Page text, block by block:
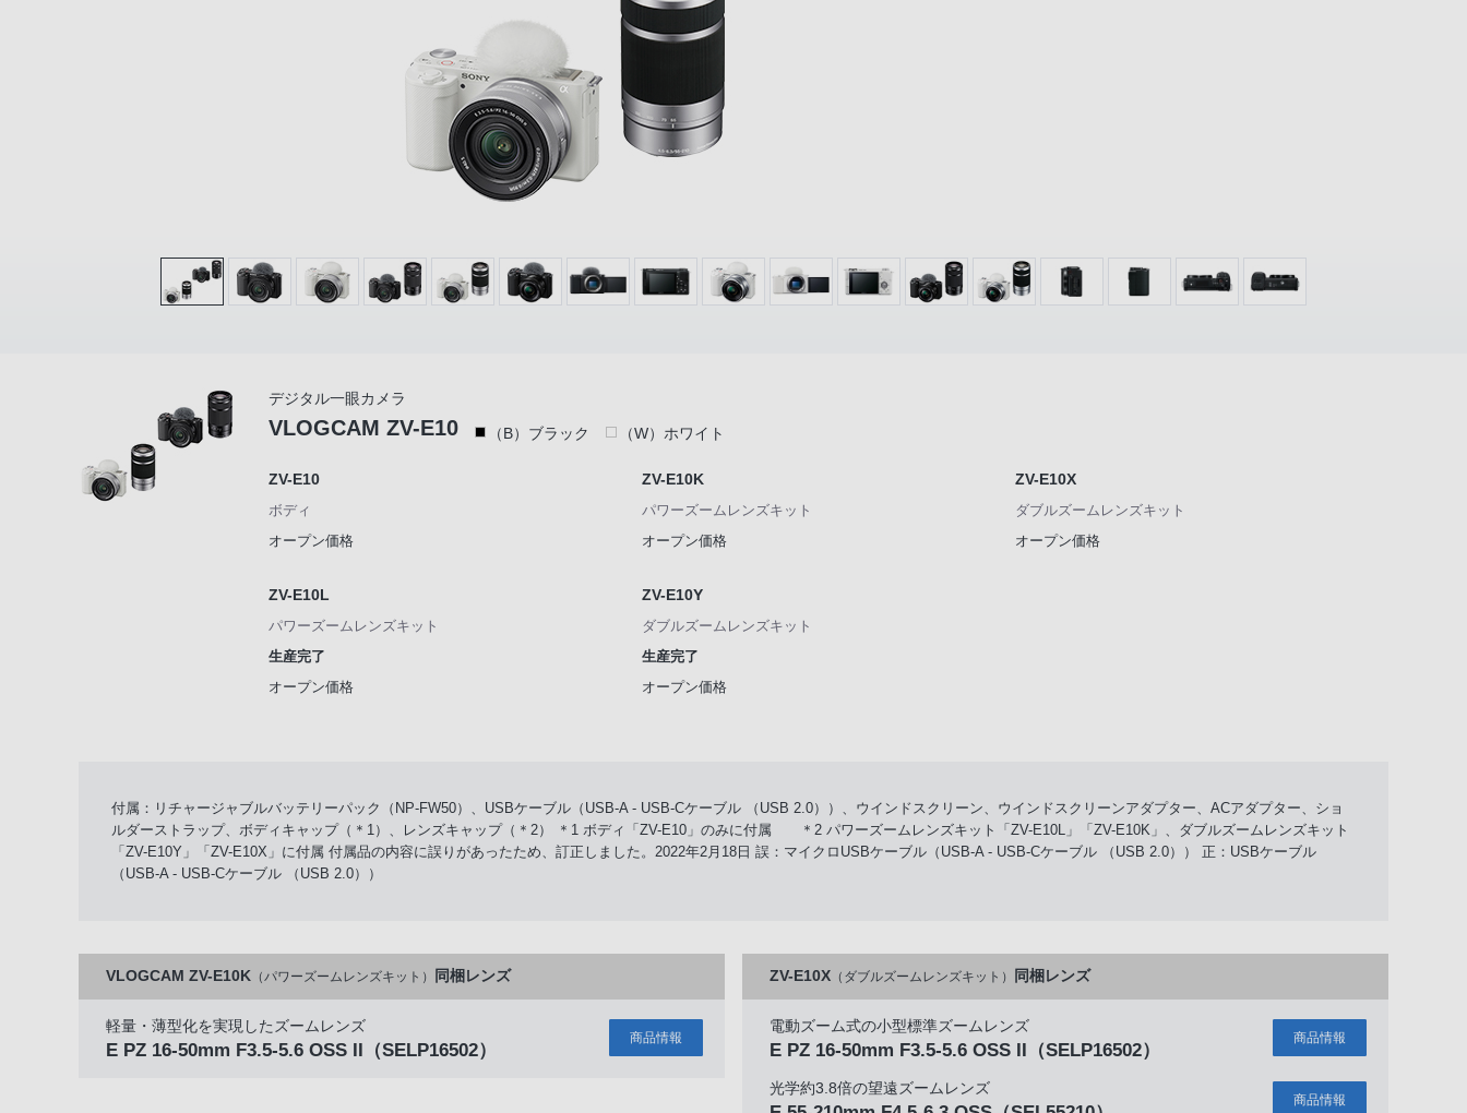
デジタル一眼カメラ
VLOGCAM ZV-E10 （B）ブラック （W）ホワイト
ZV-E10
ボディ
オープン価格
ZV-E10K
パワーズームレンズキット
オープン価格
ZV-E10X
ダブルズームレンズキット
オープン価格
ZV-E10L
パワーズームレンズキット
生産完了
オープン価格
ZV-E10Y
ダブルズームレンズキット
生産完了
オープン価格
付属：リチャージャブルバッテリーパック（NP-FW50）、USBケーブル（USB-A - USB-Cケーブル （USB 2.0））、ウインドスクリーン、ウインドスクリーンアダプター、ACアダプター、ショ
ルダーストラップ、ボディキャップ（＊1）、レンズキャップ（＊2） ＊1 ボディ「ZV-E10」のみに付属 ＊2 パワーズームレンズキット「ZV-E10L」「ZV-E10K」、ダブルズームレンズキット
「ZV-E10Y」「ZV-E10X」に付属 付属品の内容に誤りがあったため、訂正しました。2022年2月18日 誤：マイクロUSBケーブル（USB-A - USB-Cケーブル （USB 2.0）） 正：USBケーブル
（USB-A - USB-Cケーブル （USB 2.0））
VLOGCAM ZV-E10K （パワーズームレンズキット） 同梱レンズ
軽量・薄型化を実現したズームレンズ
E PZ 16-50mm F3.5-5.6 OSS II （SELP16502）
商品情報
ZV-E10X （ダブルズームレンズキット） 同梱レンズ
電動ズーム式の小型標準ズームレンズ
E PZ 16-50mm F3.5-5.6 OSS II （SELP16502）
商品情報
光学約3.8倍の望遠ズームレンズ
商品情報